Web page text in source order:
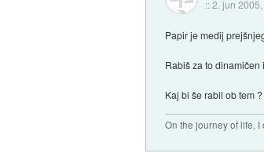
::2. jun
Papir je medij
Rabiš za to
Kaj bi še rabil ob tem ?
On the journey of life,